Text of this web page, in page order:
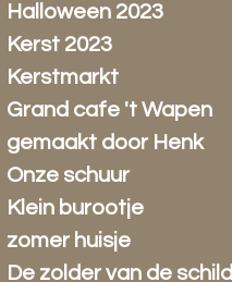
Halloween 2023
Kerst 2023
Kerstmarkt
Grand cafe 't Wapen
gemaakt door Henk
Onze schuur
Klein burootje
zomer huisje
De zolder van de